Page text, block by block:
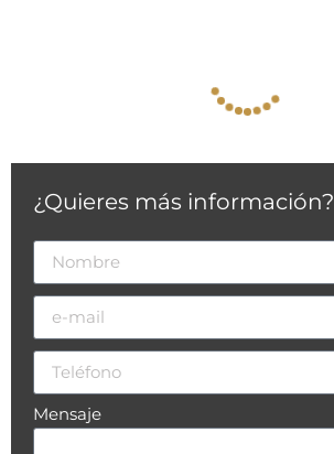
¿Quieres más información?
Mensaje